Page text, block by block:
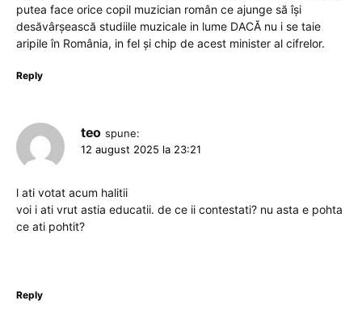
putea face orice copil muzician român ce ajunge să își
desăvârșească studiile muzicale in lume DACĂ nu i se taie
aripile în România, in fel și chip de acest minister al cifrelor.
Reply
teo spune:
12 august 2025 la 23:21
l ati votat acum halitii
voi i ati vrut astia educatii. de ce ii contestati? nu asta e pohta
ce ati pohtit?
Reply